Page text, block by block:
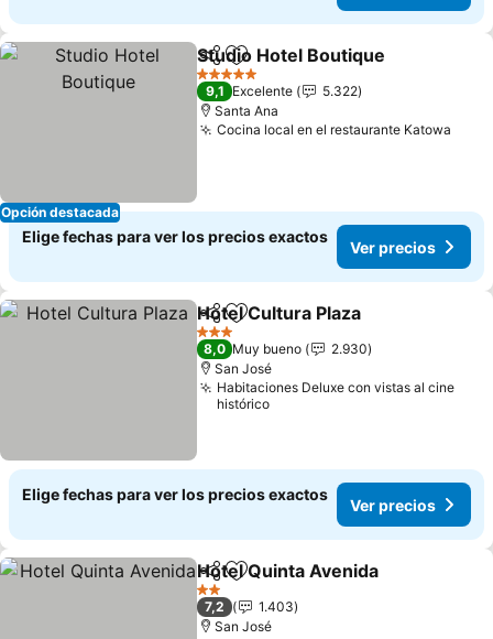
Opción destacada
CompartirAgregar a favoritos
Studio Hotel Boutique
5 Estrellas
9,1 Excelente
5.322
Santa Ana
Cocina local en el restaurante Katowa
Elige fechas para ver los precios exactos
Ver precios
CompartirAgregar a favoritos
Hotel Cultura Plaza
3 Estrellas
8,0 Muy bueno
2.930
San José
Habitaciones Deluxe con vistas al cine
histórico
Elige fechas para ver los precios exactos
Ver precios
CompartirAgregar a favoritos
Hotel Quinta Avenida
2 Estrellas
7,2
1.403
San José